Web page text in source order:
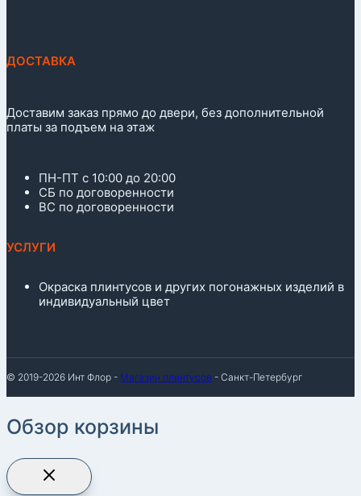
ДОСТАВКА
Доставим заказ прямо до двери, без дополнительной
платы за подъем на этаж
ПН-ПТ с 10:00 до 20:00
СБ по договоренности
ВС по договоренности
УСЛУГИ
Окраска плинтусов и других погонажных изделий в
индивидуальный цвет
© 2019-2026 Инт Флор - Магазин плинтусов - Санкт-Петербург
Обзор корзины